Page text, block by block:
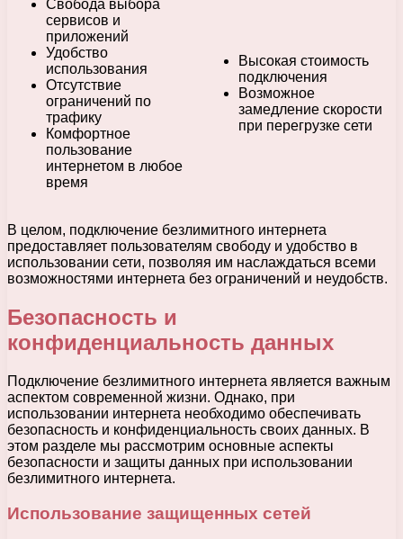
Свобода выбора
сервисов и
приложений
Удобство
использования
Отсутствие
ограничений по
трафику
Комфортное
пользование
интернетом в любое
время
Высокая стоимость
подключения
Возможное
замедление скорости
при перегрузке сети
В целом, подключение безлимитного интернета
предоставляет пользователям свободу и удобство в
использовании сети, позволяя им наслаждаться всеми
возможностями интернета без ограничений и неудобств.
Безопасность и
конфиденциальность данных
Подключение безлимитного интернета является важным
аспектом современной жизни. Однако, при
использовании интернета необходимо обеспечивать
безопасность и конфиденциальность своих данных. В
этом разделе мы рассмотрим основные аспекты
безопасности и защиты данных при использовании
безлимитного интернета.
Использование защищенных сетей